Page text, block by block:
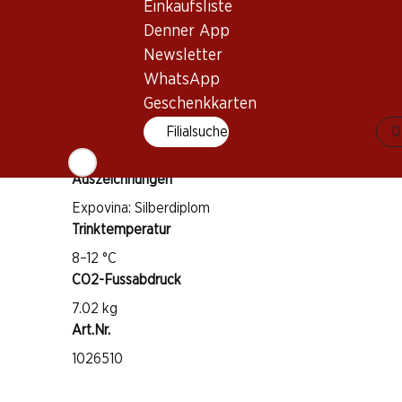
Einkaufsliste
Denner App
Newsletter
WhatsApp
Geschenkkarten
Filialsuche
Auszeichnungen
Expovina: Silberdiplom
Trinktemperatur
8–12 °C
CO2-Fussabdruck
7.02 kg
Art.Nr.
1026510